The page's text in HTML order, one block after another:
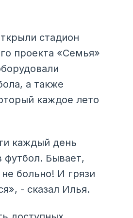
стадион
проекта «Семья»
а также
каждое лето
каждый день
футбол. Бывает,
больно! И грязи
- сказал Илья.